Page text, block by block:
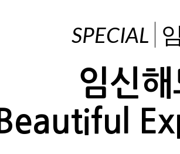
SPECIAL
임신
Beautiful